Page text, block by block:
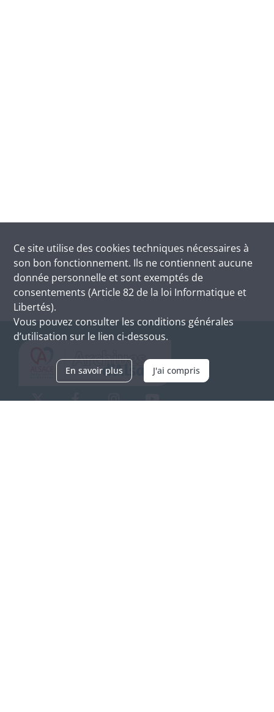
Ce site utilise des cookies techniques nécessaires à
son bon fonctionnement. Ils ne contiennent aucune
donnée personnelle et sont exemptés de
consentements (Article 82 de la loi Informatique et
Libertés).
Vous pouvez consulter les conditions générales
d’utilisation sur le lien ci-dessous.
En savoir plus J'ai compris